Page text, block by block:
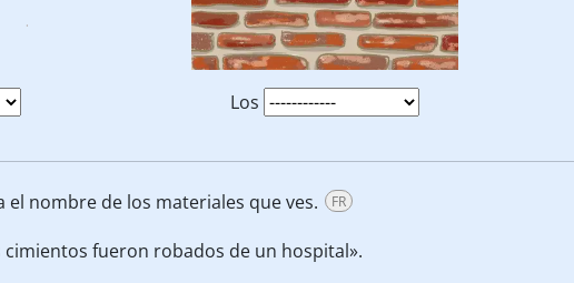
Los
el nombre de los materiales que ves. FR
cimientos fueron robados de un hospital».